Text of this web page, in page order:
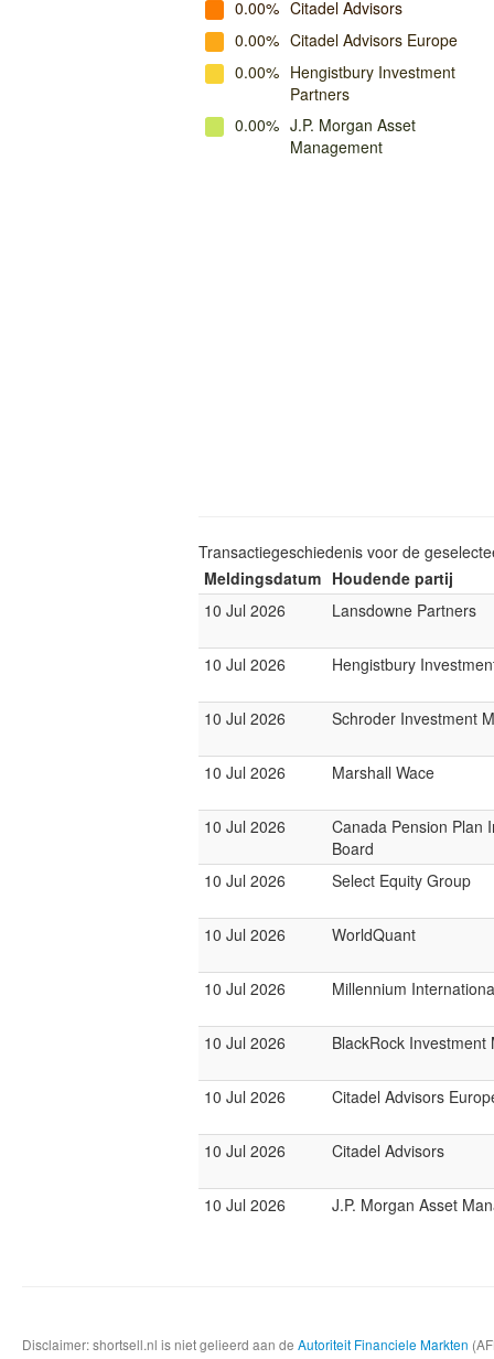
0.00% Citadel Advisors
0.00% Citadel Advisors Europe
0.00% Hengistbury Investment
Partners
0.00% J.P. Morgan Asset
Management
Transactiegeschiedenis voor de
Meldingsdatum Houdende partij
10 Jul 2026
Lansdowne Partners
10 Jul 2026 Hengistbury
10 Jul 2026 Schroder Investment
10 Jul 2026 Marshall Wace
10 Jul 2026
Canada Pension Plan
Board
10 Jul 2026
Select Equity Group
10 Jul 2026 WorldQuant
10 Jul 2026 Millennium
10 Jul 2026 BlackRock Investment
10 Jul 2026 Citadel Advisors
10 Jul 2026 Citadel Advisors
10 Jul 2026 J.P. Morgan Asset
Disclaimer: shortsell.nl is niet gelieerd aan de Autoriteit Financiele Markten